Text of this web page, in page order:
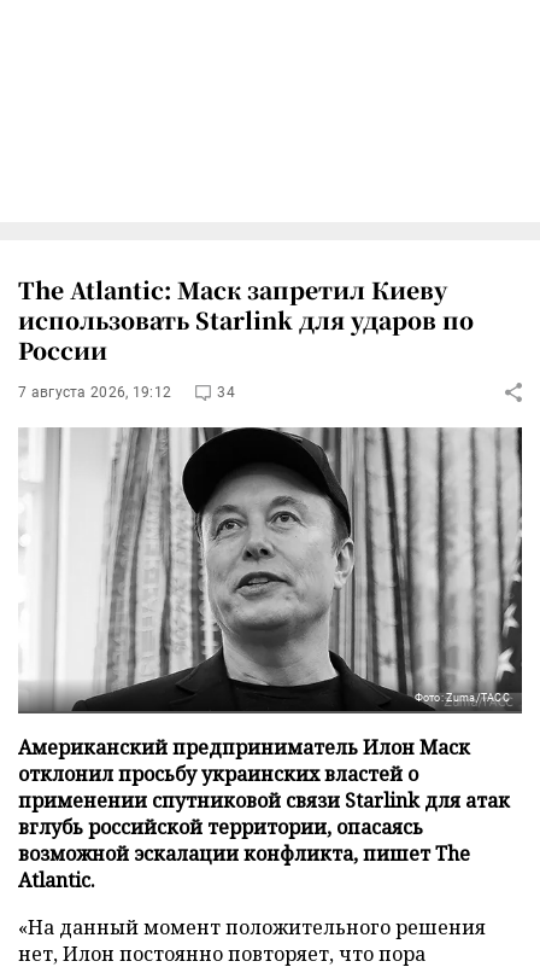
The Atlantic: Маск запретил Киеву
использовать Starlink для ударов по
России
7 августа 2026, 19:12 34
Фото: Zuma/ТАСС
Американский предприниматель Илон Маск
отклонил просьбу украинских властей о
применении спутниковой связи Starlink для атак
вглубь российской территории, опасаясь
возможной эскалации конфликта, пишет The
Atlantic.
«На данный момент положительного решения
нет, Илон постоянно повторяет, что пора